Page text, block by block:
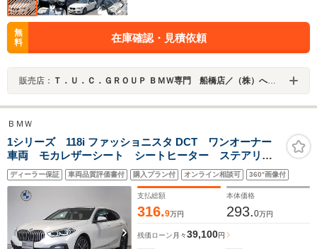
無
料
在庫確認・見積依頼
販売店： Ｔ．Ｕ．Ｃ．ＧＲＯＵＰ ＢＭＷ専門 船橋店／（株）へリックス
ＢＭＷ
1シリーズ 118i ファッショニスタ DCT ワンオーナー
車両 モカレザーシート シートヒーター ステアリン
グヒーター HDDナビゲーション リヤビューカメ
ラ アンビエントライト アップルカープレイ サン
プロテクションガラス 電動パワーゲート
ディーラー保証 車両品質評価書付 購入プラン付 オンライン相談可 360°画像付
支払総額
316.9万円
本体価格
293.0万円
残価ローン 月々39,100円